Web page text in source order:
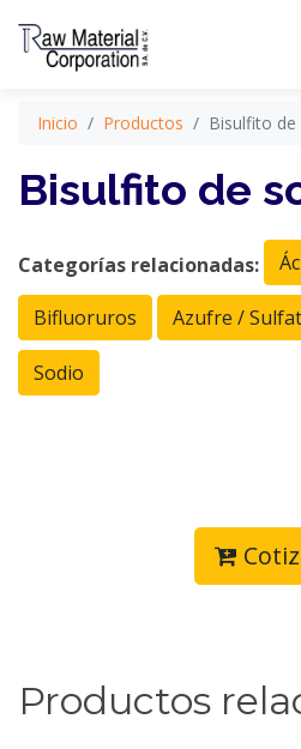
Inicio Productos Bisulfito de
Bisulfito de
Categorías relacionadas:
Bifluoruros Azufre /
Sodio
Productos